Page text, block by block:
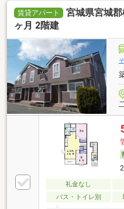
賃貸アパート
宮城県宮城
ヶ月 2階建
礼金なし
バス・トイレ別